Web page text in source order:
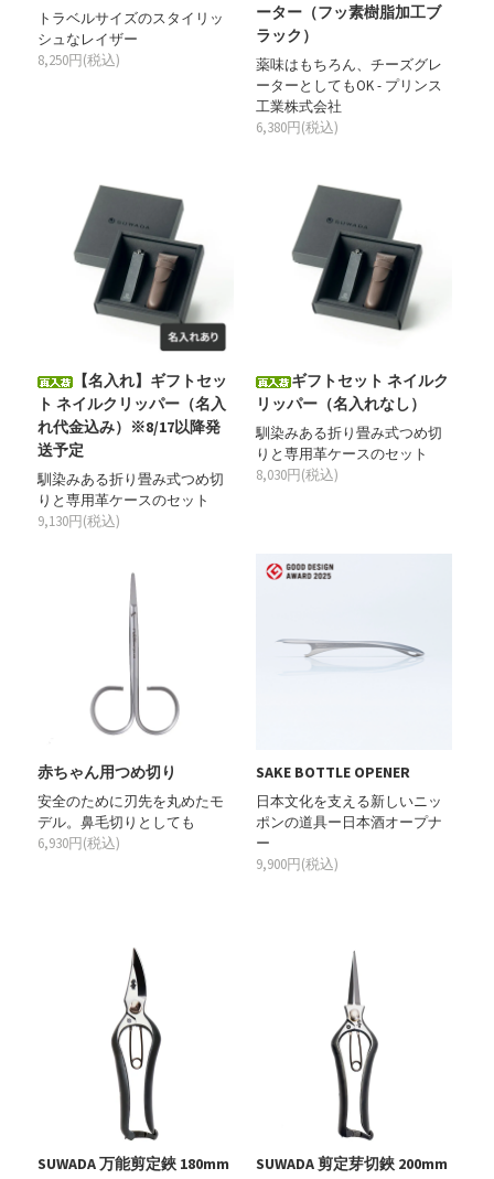
トラベルサイズのスタイリッ
シュなレイザー
8,250円(税込)
ーター（フッ素樹脂加工ブ
ラック）
薬味はもちろん、チーズグレ
ーターとしてもOK - プリンス
工業株式会社
6,380円(税込)
【名入れ】ギフトセッ
ト ネイルクリッパー（名入
れ代金込み）※8/17以降発
送予定
馴染みある折り畳み式つめ切
りと専用革ケースのセット
9,130円(税込)
ギフトセット ネイルク
リッパー（名入れなし）
馴染みある折り畳み式つめ切
りと専用革ケースのセット
8,030円(税込)
赤ちゃん用つめ切り
安全のために刃先を丸めたモ
デル。鼻毛切りとしても
6,930円(税込)
SAKE BOTTLE OPENER
日本文化を支える新しいニッ
ポンの道具ー日本酒オープナ
ー
9,900円(税込)
SUWADA 万能剪定鋏 180mm SUWADA 剪定芽切鋏 200mm